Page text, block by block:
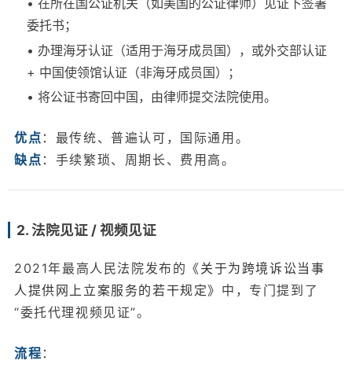
• 在所在国公证机关（如美国的公证律师）见证下签署
委托书；
• 办理海牙认证（适用于海牙成员国），或外交部认证
+ 中国使领馆认证（非海牙成员国）；
• 将公证书寄回中国，由律师提交法院使用。
优点 ：最传统、普遍认可，国际通用。
缺点 ：手续繁琐、周期长、费用高。
2. 法院见证 / 视频见证
2021年最高人民法院发布的 《关于为跨境诉讼当事
人提供网上立案服务的若干规定》 中，专门提到了
“委托代理视频见证”。
流程 ：